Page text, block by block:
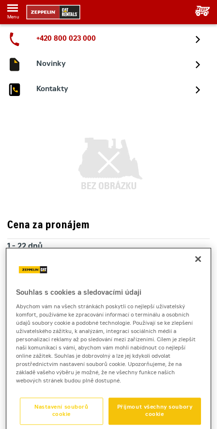
Menu
+420 800 023 000
Novinky
Kontakty
Cena za pronájem
1 - 22 dnů
2 746 Kč s DPH
23 a více dnů
2 286 Kč s DPH
Kauce
30 000 Kč
kloubová plošina dieselová
Zoomlion ZA14J
Kloubová plošina Zoomlion ZA14J lze pronajmout pro
Souhlas s cookies a sledovacími údaji
Abychom vám na všech stránkách poskytli co nejlepší uživatelský
komfort, používáme ke zpracování informací o terminálu a osobních
údajů soubory cookie a podobné technologie. Používají se ke zlepšení
uživatelského zážitku, k analýzám, integraci sociálních médií a
personalizaci reklamy až po sledování mezi zařízeními. Cílem je zlepšit
naši komunikaci s vámi, abychom vám mohli nabídnout co nejlepší
online zážitek. Souhlas je dobrovolný a lze jej kdykoli odvolat
prostřednictvím nastavení souborů cookie. Upozorňujeme, že na
základě vašeho výběru je možné, že ne všechny funkce našich
webových stránek budou plně dostupné.
Přijmout všechny soubory
cookie
Nastavení souborů
cookie